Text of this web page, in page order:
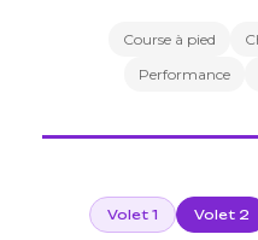
Course à pied
Performance
Volet 1 Volet 2